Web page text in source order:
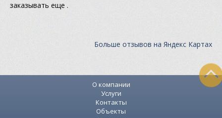
заказывать еще .
Больше отзывов на Яндекс Картах
О компании
Услуги
Контакты
Объекты